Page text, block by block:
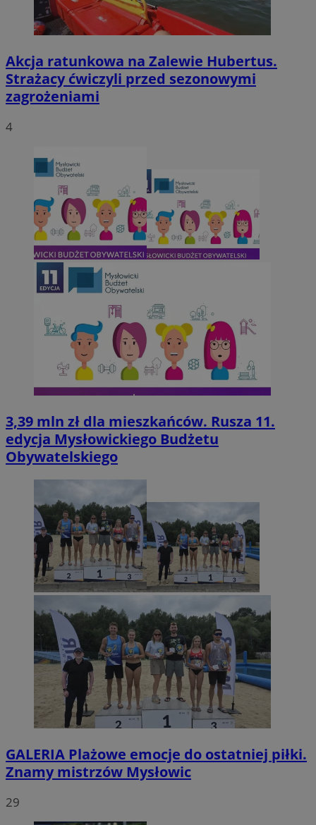
Akcja ratunkowa na Zalewie Hubertus.
Strażacy ćwiczyli przed sezonowymi
zagrożeniami
4
3,39 mln zł dla mieszkańców. Rusza 11.
edycja Mysłowickiego Budżetu
Obywatelskiego
GALERIA Plażowe emocje do ostatniej piłki.
Znamy mistrzów Mysłowic
29